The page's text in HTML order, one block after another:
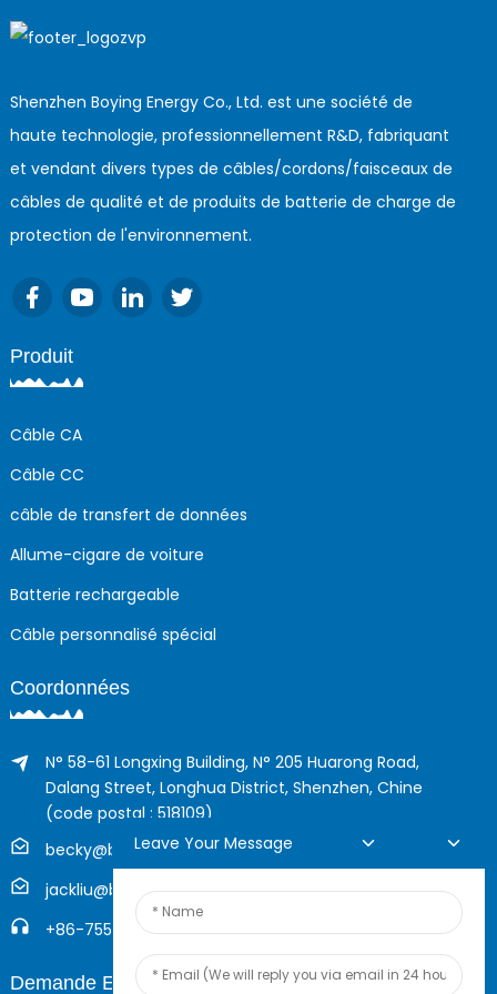
Shenzhen Boying Energy Co., Ltd. est une société de
haute technologie, professionnellement R&D, fabriquant
et vendant divers types de câbles/cordons/faisceaux de
câbles de qualité et de produits de batterie de charge de
protection de l'environnement.
Produit
Câble CA
Câble CC
câble de transfert de données
Allume-cigare de voiture
Batterie rechargeable
Câble personnalisé spécial
Coordonnées
N° 58-61 Longxing Building, N° 205 Huarong Road,
Dalang Street, Longhua District, Shenzhen, Chine
(code postal : 518109)
becky@boyingcable.com
jackliu@boyingcable.com
+86-755-21014277
Demande En Ligne
Leave Your Message